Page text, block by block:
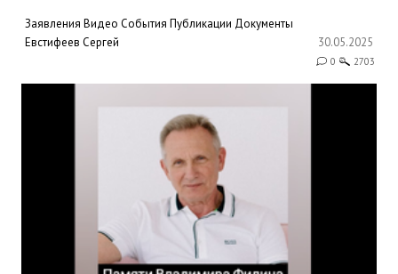
Заявления Видео События Публикации Документы
Евстифеев Сергей
30.05.2025
0 2703